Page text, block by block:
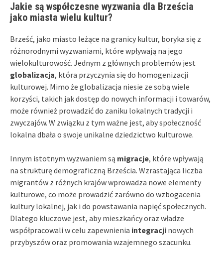
Jakie są współczesne wyzwania dla Brześcia
jako miasta wielu kultur?
Brześć, jako miasto leżące na granicy kultur, boryka się z
różnorodnymi wyzwaniami, które wpływają na jego
wielokulturowość. Jednym z głównych problemów jest
globalizacja, która przyczynia się do homogenizacji
kulturowej. Mimo że globalizacja niesie ze sobą wiele
korzyści, takich jak dostęp do nowych informacji i towarów,
może również prowadzić do zaniku lokalnych tradycji i
zwyczajów. W związku z tym ważne jest, aby społeczność
lokalna dbała o swoje unikalne dziedzictwo kulturowe.
Innym istotnym wyzwaniem są migracje, które wpływają
na strukturę demograficzną Brześcia. Wzrastająca liczba
migrantów z różnych krajów wprowadza nowe elementy
kulturowe, co może prowadzić zarówno do wzbogacenia
kultury lokalnej, jak i do powstawania napięć społecznych.
Dlatego kluczowe jest, aby mieszkańcy oraz władze
współpracowali w celu zapewnienia integracji nowych
przybyszów oraz promowania wzajemnego szacunku.